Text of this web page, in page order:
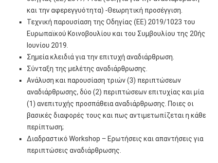
και την αφερεγγυότητα) -Θεωρητική προσέγγιση.
Τεχνική παρουσίαση της Οδηγίας (ΕΕ) 2019/1023 του
Ευρωπαϊκού Κοινοβουλίου και του Συμβουλίου της 20ής
Ιουνίου 2019.
Σημεία κλειδιά για την επιτυχή αναδιάρθρωση.
Σύνταξη της μελέτης αναδιάρθρωσης.
Ανάλυση και παρουσίαση τριών (3) περιπτώσεων
αναδιάρθρωσης, δύο (2) περιπτώσεων επιτυχίας και μία
(1) ανεπιτυχής προσπάθεια αναδιάρθρωσης. Ποιες οι
βασικές διαφορές τους και πως αντιμετωπίζεται η κάθε
περίπτωση;
Διαδραστικό Workshop – Ερωτήσεις και απαντήσεις για
περιπτώσεις αναδιάρθρωσης.